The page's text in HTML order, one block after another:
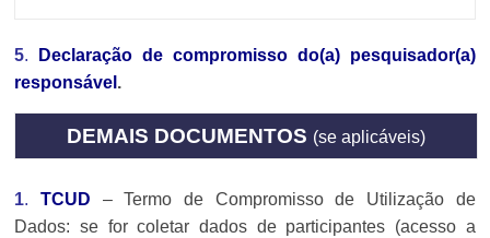
5.
Declaração de compromisso do(a) pesquisador(a)
responsáve .
DEMAIS DOCUMENTOS (se aplicáveis)
1. TCUD – Termo de Compromisso de Utilização de
Dados: se for coletar dados de participantes (acesso a